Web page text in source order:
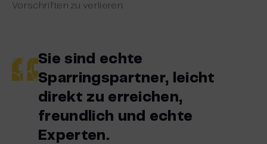
Vorschriften zu verlieren.
Sie sind echte
Sparringspartner, leicht
direkt zu erreichen,
freundlich und echte
Experten.